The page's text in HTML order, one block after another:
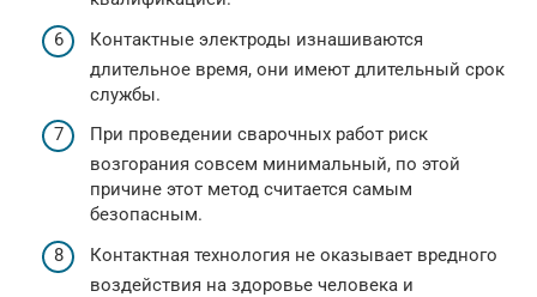
Контактные электроды изнашиваются
длительное время, они имеют длительный срок
службы.
При проведении сварочных работ риск
возгорания совсем минимальный, по этой
причине этот метод считается самым
безопасным.
Контактная технология не оказывает вредного
воздействия на здоровье человека и